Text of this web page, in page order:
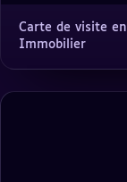
Carte de visite
Immobilier